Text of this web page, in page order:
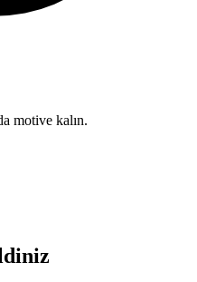
motive kalın.